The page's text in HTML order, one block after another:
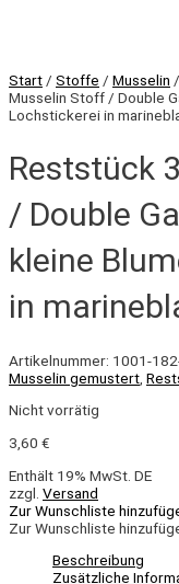
Start / Stoffe / Musselin /
Musselin Stoff / Double
Lochstickerei in
Reststück
/ Double
kleine
in
Artikelnummer: 1001-
Musselin gemustert
Nicht vorrätig
3,60 €
Enthält 19% MwSt. DE
zzgl. Versand
Zur Wunschliste
Zur Wunschliste
Beschreibung
Zusätzliche